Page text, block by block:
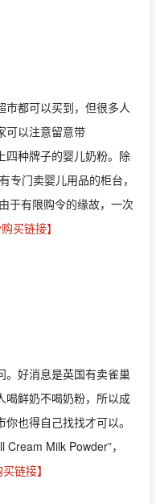
市都可以买到，但很多人
可以注意留意带
四种牌子的婴儿奶粉。除
专门卖婴儿用品的柜台，
于有限购令的缘故，一次
买链接】
。好消息是英国有卖雀巢
喝鲜奶不喝奶粉，所以成
也得自己找找才可以。
Milk Powder”，
买链接】